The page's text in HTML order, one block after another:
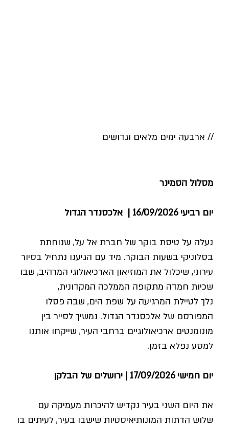
// ארבעה ימים מלאים וגדושים
מסלול הסמינר
יום רביעי 16/09/2026 | אלכסנדר הגדול
נעלה על טיסת בוקר של חברת אל על, שנוחתת
בסלוניקי בשעות הבוקר. מיד עם הגיענו נתחיל בסיור
עירוני, שיכלול את המוזיאון הארכיאולוגי המרהיב, שבו
שכיות חמדה מתקופה הממלכה המקדונית,
נלך לטיילת המרגיעה על שפת הים, שבה פסלו
המפורסם של אלכסנדר הגדול. נמשיך לסייר בין
מונומנטים ארכיאולוגיים ברחבי העיר, שייקחו אותנו
למסע נפלא בזמן.
יום חמישי 17/09/2026 | ירושלים של הבלקן
את היום השני בעיר נקדיש להיכרות מעמיקה עם
שלוש הדתות המונותיאיסטיות שישבו בעיר, לעיתים בו